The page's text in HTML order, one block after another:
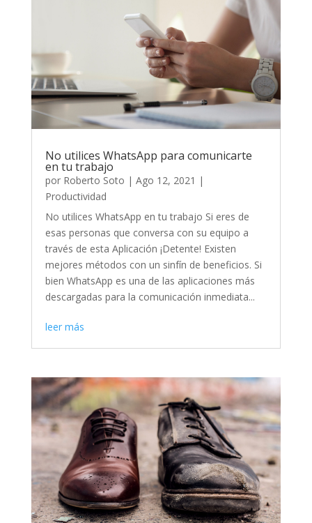
No utilices WhatsApp para comunicarte
en tu trabajo
por Roberto Soto | Ago 12, 2021 |
Productividad
No utilices WhatsApp en tu trabajo Si eres de
esas personas que conversa con su equipo a
través de esta Aplicación ¡Detente! Existen
mejores métodos con un sinfín de beneficios. Si
bien WhatsApp es una de las aplicaciones más
descargadas para la comunicación inmediata...
leer más